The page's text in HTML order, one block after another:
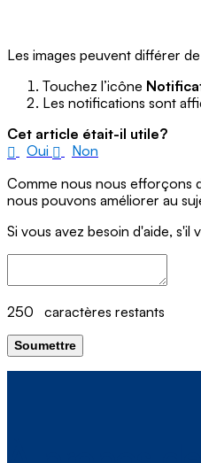
Les images peuvent différer de
Touchez l’icône
Les notifications sont
Cet article était-il utile?
Oui
Non
Comme nous nous efforçons
nous pouvons améliorer au
Si vous avez besoin d'aide, s'il
250 caractères restants
Soumettre